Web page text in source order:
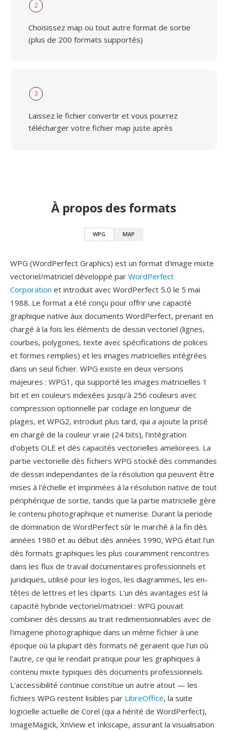
2
Choisissez map ou tout autre format de sortie
(plus de 200 formats supportés)
3
Laissez le fichier convertir et vous pourrez
télécharger votre fichier map juste après
À propos des formats
WPG MAP
WPG (WordPerfect Graphics) est un format d'image mixte
vectoriel/matriciel développé par WordPerfect
Corporation et introduit avec WordPerfect 5.0 le 5 mai
1988. Le format a été conçu pour offrir une capacité
graphique native àux documents WordPerfect, prenant en
chargé à la fois les éléments de dessin vectoriel (lignes,
courbes, polygones, texte avec spécifications de polices
et formes remplies) et les images matricielles intégrées
dans un seul fichier. WPG existe en deux versions
majeures : WPG1, qui supporté les images matricielles 1
bit et en couleurs indexées jusqu'à 256 couleurs avec
compression optionnelle par codage en longueur de
plages, et WPG2, introduit plus tard, qui a ajoute la prisé
en chargé de la couleur vraie (24 bits), l'intégration
d'objets OLE et dès capacités vectorielles ameliorees. La
partie vectorielle dès fichiers WPG stocké dès commandes
de dessin independantes de la résolution qui peuvent être
mises à l'échelle et imprimées à la résolution native de tout
périphérique de sortie, tandis que la partie matricielle gère
le contenu photographique et numerise. Durant la periode
de domination de WordPerfect sûr le marché à la fin dès
années 1980 et au début dès années 1990, WPG était l'un
dès formats graphiques les plus couramment rencontres
dans les flux de travail documentaires professionnels et
juridiques, utilisé pour les logos, les diagrammes, les en-
têtes de lettres et les cliparts. L'un dès avantages est la
capacité hybride vectoriel/matriciel : WPG pouvait
combiner dès dessins au trait redimensionnables avec de
l'imagerie photographique dans un même fichier à une
époque où la plupart dès formats né geraient que l'un où
l'autre, ce qui le rendait pratique pour les graphiques à
contenu mixte typiques dès documents professionnels.
L'accessibilité continue constitue un autre atout — les
fichiers WPG restent lisibles par LibreOffice, la suite
logicielle actuelle de Corel (qui a hérité de WordPerfect),
ImageMagick, XnView et Inkscape, assurant la visualisation